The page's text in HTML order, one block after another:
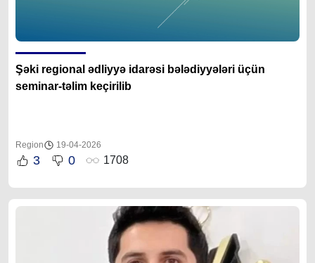
Şəki regional ədliyyə idarəsi bələdiyyələri üçün
seminar-təlim keçirilib
Region 19-04-2026
3 0 1708